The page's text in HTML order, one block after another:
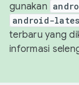
gunakan
android-
terbaru yang
informasi